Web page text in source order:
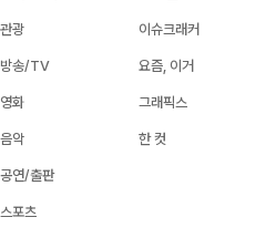
관광
방송/TV
영화
음악
공연/출판
스포츠
이슈크래커
요즘, 이거
그래픽스
한 컷